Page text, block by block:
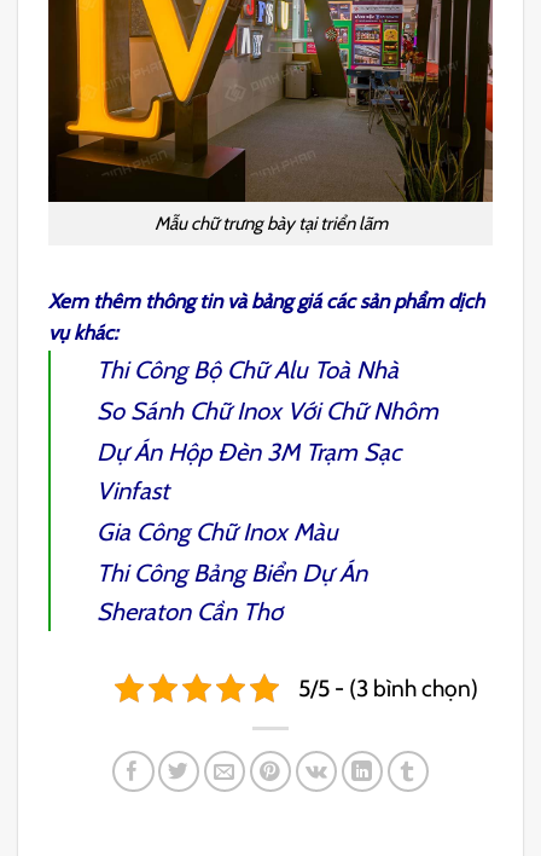
Mẫu chữ trưng bày tại triển lãm
Xem thêm thông tin và bảng giá các sản phẩm dịch
vụ khác:
Thi Công Bộ Chữ Alu Toà Nhà
So Sánh Chữ Inox Với Chữ Nhôm
Dự Án Hộp Đèn 3M Trạm Sạc
Vinfast
Gia Công Chữ Inox Màu
Thi Công Bảng Biển Dự Án
Sheraton Cần Thơ
5/5 - (3 bình chọn)